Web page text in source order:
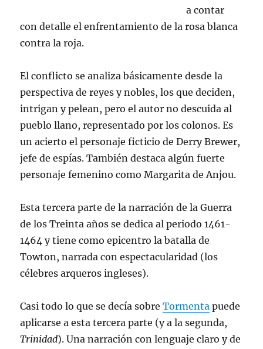
a contar
con detalle el enfrentamiento de la rosa blanca
contra la roja.
El conflicto se analiza básicamente desde la
perspectiva de reyes y nobles, los que deciden,
intrigan y pelean, pero el autor no descuida al
pueblo llano, representado por los colonos. Es
un acierto el personaje ficticio de Derry Brewer,
jefe de espías. También destaca algún fuerte
personaje femenino como Margarita de Anjou.
Esta tercera parte de la narración de la Guerra
de los Treinta años se dedica al periodo 1461-
1464 y tiene como epicentro la batalla de
Towton, narrada con espectacularidad (los
célebres arqueros ingleses).
Casi todo lo que se decía sobreTormenta puede
aplicarse a esta tercera parte (y a la segunda,
Trinidad). Una narración con lenguaje claro y de